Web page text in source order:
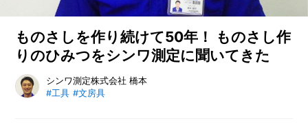
ものさしを作り続けて50年！ ものさし作
りのひみつをシンワ測定に聞いてきた
シンワ測定株式会社が、金属製のものさし（曲尺や直尺）の製
造過程と業界についてご紹介。 ものさしと定規の違いについて
シンワ測定株式会社 橋本
#工具 #文房具